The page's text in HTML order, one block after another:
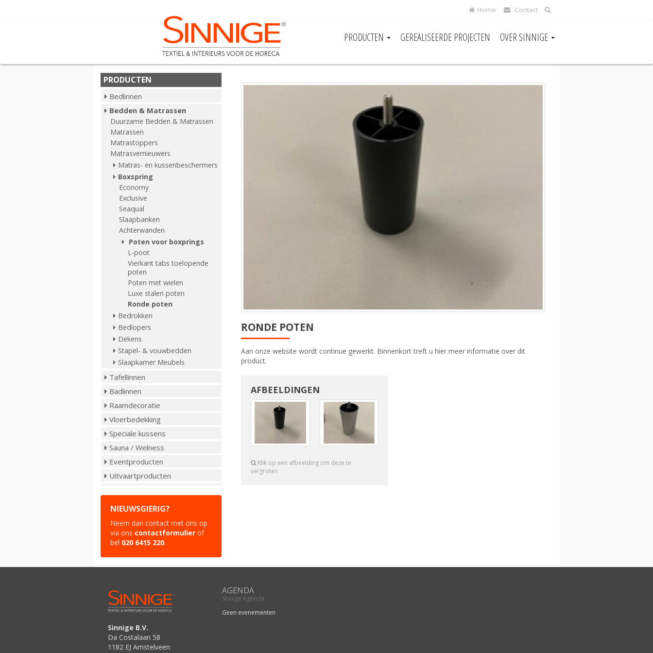
Home Contact
PRODUCTEN GEREALISEERDE PROJECTEN OVER SINNIGE
RONDE POTEN
Aan onze website wordt continue gewerkt. Binnenkort treft u hier meer informatie over dit
product.
AFBEELDINGEN
Klik op een afbeelding om deze te
vergroten
PRODUCTEN
Bedlinnen
Bedden & Matrassen
Duurzame Bedden & Matrassen
Matrassen
Matrastoppers
Matrasvernieuwers
Matras- en kussenbeschermers
Boxspring
Economy
Exclusive
Seaqual
Slaapbanken
Achterwanden
Poten voor boxprings
L-poot
Vierkant tabs toelopende
poten
Poten met wielen
Luxe stalen poten
Ronde poten
Bedrokken
Bedlopers
Dekens
Stapel- & vouwbedden
Slaapkamer Meubels
Tafellinnen
Badlinnen
Raamdecoratie
Vloerbedekking
Speciale kussens
Sauna / Welness
Eventproducten
Uitvaartproducten
NIEUWSGIERIG?
Neem dan contact met ons op
via ons contactformulier of
bel 020 6415 220.
Sinnige B.V.
Da Costalaan 58
1182 EJ Amstelveen
AGENDA
Sinnige Agenda
Geen evenementen